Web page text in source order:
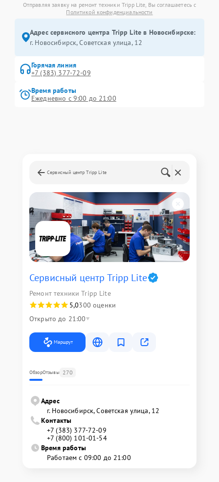
Отправляя заявку на ремонт техники Tripp Lite, Вы соглашаетесь с
Политикой конфиденциальности
Адрес сервисного центра Tripp Lite в Новосибирске:
г. Новосибирск, Советская улица, 12
Горячая линия
+7 (383) 377-72-09
Время работы
Ежедневно с 9:00 до 21:00
Сервисный центр Tripp Lite
Сервисный центр Tripp Lite
Ремонт техники Tripp Lite
5,0300 оценки
Открыто до 21:00
Маршрут
ОбзорОтзывы 270
Адрес
г. Новосибирск, Советская улица, 12
Контакты
+7 (383) 377-72-09
+7 (800) 101-01-54
Время работы
Работаем с 09:00 до 21:00